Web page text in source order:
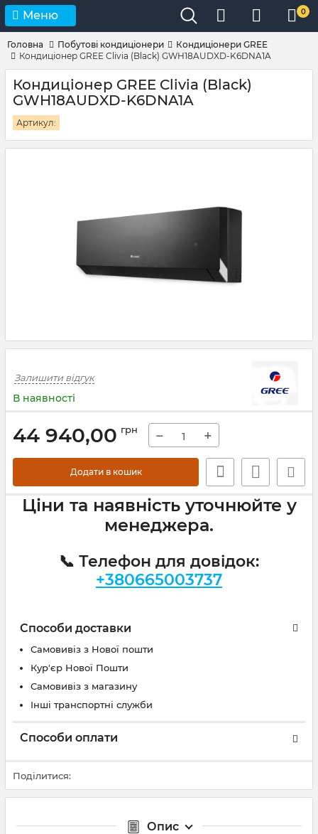
Меню 0
Головна Побутові кондиціонери
Кондиціонери GREE
Кондиціонер GREE Clivia (Black) GWH18AUDXD-K6DNA1A
Кондиціонер GREE Clivia (Black)
GWH18AUDXD-K6DNA1A
Артикул:
Залишити відгук
В наявності
44 940,00 грн − +
Додати в кошик
Ціни та наявність уточнюйте у
менеджера.
📞 Телефон для довідок:
+380665003737
Способи доставки
Самовивіз з Нової пошти
Кур'єр Нової Пошти
Самовивіз з магазину
Інші транспортні служби
Способи оплати
Поділитися:
Опис